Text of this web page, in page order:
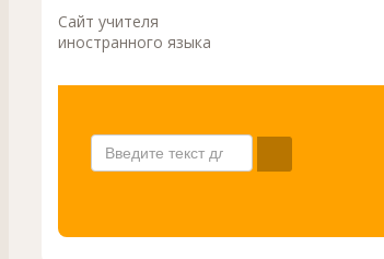
Сайт учителя
иностранного языка